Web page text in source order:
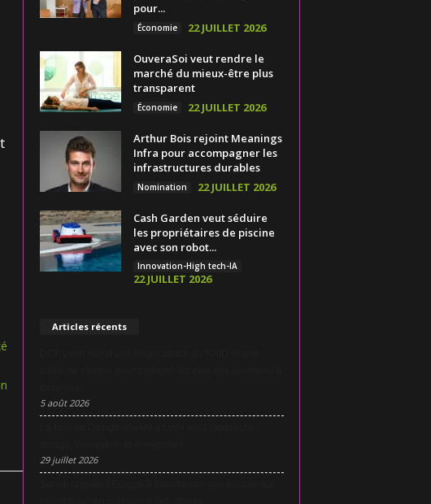
pour...
Économie 22 JUILLET 2026
OuveraSoi veut rendre le
marché du mieux-être plus
transparent
Économie 22 JUILLET 2026
Arthur Bois rejoint Meanings
Infra pour accompagner les
infrastructures durables
Nomination 22 JUILLET 2026
Cash Garden veut séduire
les propriétaires de piscine
avec son robot...
Innovation-High tech-IA
22 JUILLET 2026
Articles récents
5 août 2026
29 juillet 2026